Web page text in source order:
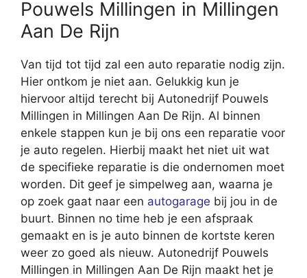
Pouwels Millingen in Millingen
Aan De Rijn
Van tijd tot tijd zal een auto reparatie nodig zijn.
Hier ontkom je niet aan. Gelukkig kun je
hiervoor altijd terecht bij Autonedrijf Pouwels
Millingen in Millingen Aan De Rijn. Al binnen
enkele stappen kun je bij ons een reparatie voor
je auto regelen. Hierbij maakt het niet uit wat
de specifieke reparatie is die ondernomen moet
worden. Dit geef je simpelweg aan, waarna je
op zoek gaat naar een autogarage bij jou in de
buurt. Binnen no time heb je een afspraak
gemaakt en is je auto binnen de kortste keren
weer zo goed als nieuw. Autonedrijf Pouwels
Millingen in Millingen Aan De Rijn maakt het je